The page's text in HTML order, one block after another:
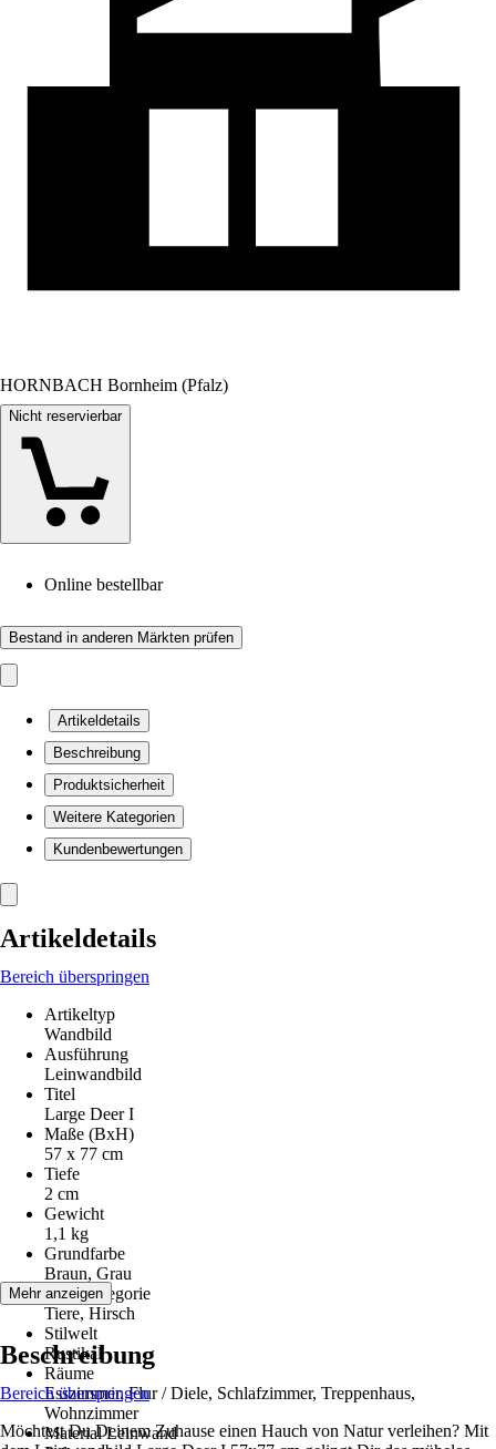
HORNBACH Bornheim (Pfalz)
Nicht reservierbar
Online bestellbar
Bestand in anderen Märkten prüfen
Artikeldetails
Beschreibung
Produktsicherheit
Weitere Kategorien
Kundenbewertungen
Artikeldetails
Bereich überspringen
Artikeltyp
Wandbild
Ausführung
Leinwandbild
Titel
Large Deer I
Maße (BxH)
57 x 77 cm
Tiefe
2 cm
Gewicht
1,1 kg
Grundfarbe
Braun, Grau
Motivkategorie
Tiere, Hirsch
Stilwelt
Rustikal
Räume
Esszimmer, Flur / Diele, Schlafzimmer, Treppenhaus,
Wohnzimmer
Material Leinwand
Mehr anzeigen
Beschreibung
Bereich überspringen
Möchtest Du Deinem Zuhause einen Hauch von Natur verleihen? Mit